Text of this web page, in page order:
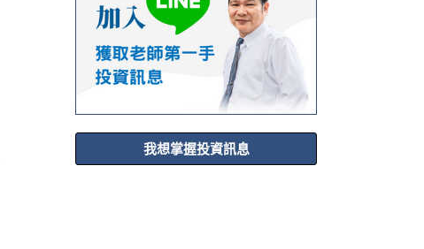
我想掌握投資訊息